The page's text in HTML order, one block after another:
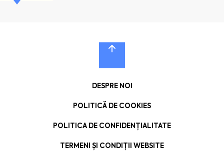
DESPRE NOI
POLITICĂ DE COOKIES
POLITICA DE CONFIDENȚIALITATE
TERMENI ȘI CONDIȚII WEBSITE